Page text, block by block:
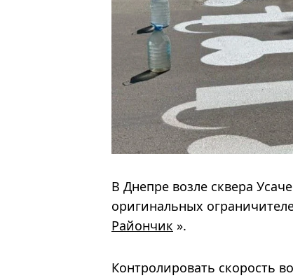
В Днепре возле сквера
оригинальных
Райончик ».
Контролировать скорость